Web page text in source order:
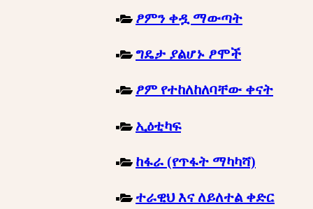
ፆምን ቀዷ ማውጣት
ግዴታ ያልሆኑ ፆሞች
ፆም የተከለከለባቸው ቀናት
ኢዕቲካፍ
ከፋራ (የጥፋት ማካካሻ)
ተራዊህ እና ለይለተል ቀድር